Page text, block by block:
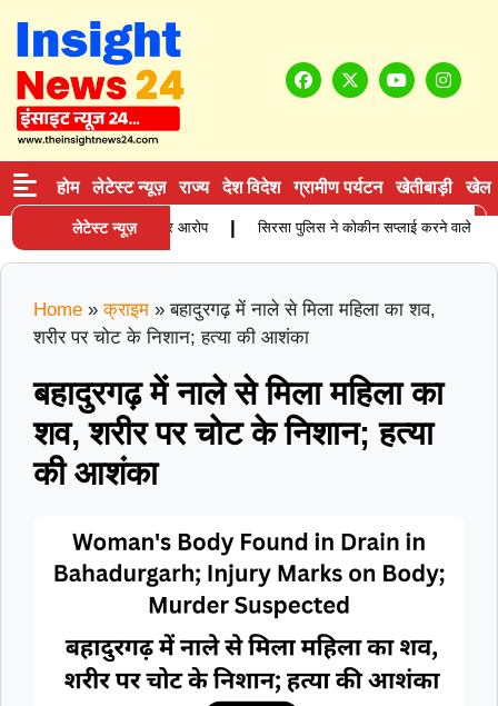
होम लेटेस्ट न्यूज़ राज्य देश विदेश ग्रामीण पर्यटन खेतीबाड़ी खेल
लेटेस्ट न्यूज़
मौत, परिजनों ने लगाए गंभीर आरोप सिरसा पुलिस ने कोकीन सप्लाई करने वाले
Home » क्राइम »बहादुरगढ़ में नाले से मिला महिला का शव,
शरीर पर चोट के निशान; हत्या की आशंका
बहादुरगढ़ में नाले से मिला महिला का
शव, शरीर पर चोट के निशान; हत्या
की आशंका